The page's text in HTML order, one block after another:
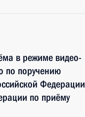
в режиме видео-
по поручению
Федерации
по приёму